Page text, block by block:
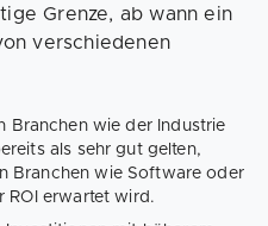
Grenze, ab wann ein
verschiedenen
Branchen wie der Industrie
als sehr gut gelten,
Branchen wie Software oder
ROI erwartet wird.